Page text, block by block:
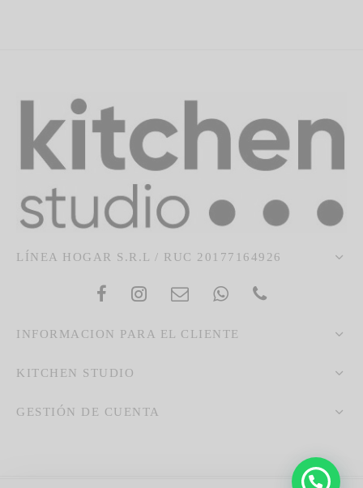
LÍNEA HOGAR S.R.L / RUC 20177164926
INFORMACION PARA EL CLIENTE
KITCHEN STUDIO
GESTIÓN DE CUENTA